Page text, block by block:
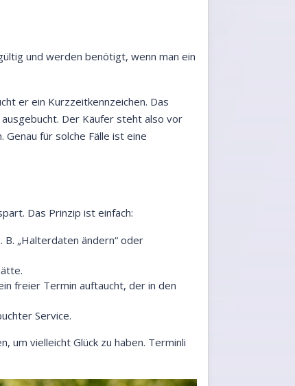
und werden benötigt, wenn man ein
er ein Kurzzeitkennzeichen. Das
Der Käufer steht also vor
für solche Fälle ist eine
Das Prinzip ist einfach:
„Halterdaten ändern“ oder
freier Termin auftaucht, der in den
Service.
um vielleicht Glück zu haben. Terminli